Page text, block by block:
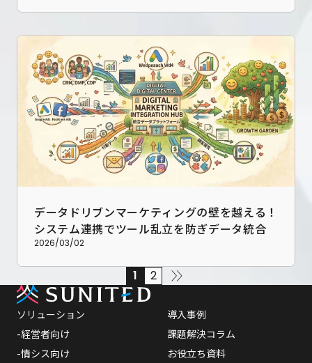
データドリブンマーケティングの壁を越える！
システム連携でツール乱立を防ぎデータ統合を
成功させる実践法
2026/03/02
1 2
ソリューション
-経営者向け
-情シス向け
導入事例
課題解決コラム
お役立ち資料